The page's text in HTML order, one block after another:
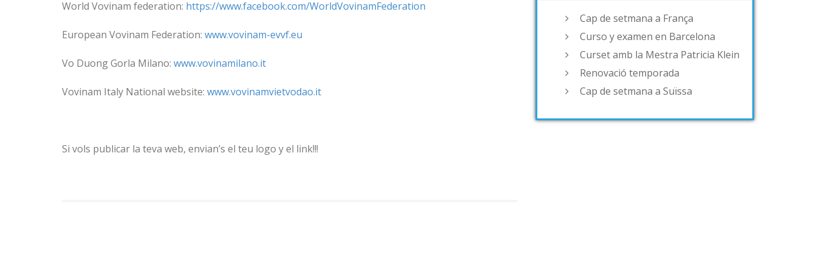
World Vovinam federation: https://www.facebook.com/WorldVovinamFederation
European Vovinam Federation: www.vovinam-evvf.eu
Vo Duong Gorla Milano: www.vovinamilano.it
Vovinam Italy National website: www.vovinamvietvodao.it
Si vols publicar la teva web, envian’s el teu logo y el link!!!
Cap de setmana a França
Curso y examen en Barcelona
Curset amb la Mestra Patricia Klein
Renovació temporada
Cap de setmana a Suïssa